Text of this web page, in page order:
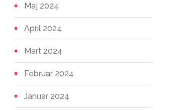
Maj 2024
April 2024
Mart 2024
Februar 2024
Januar 2024